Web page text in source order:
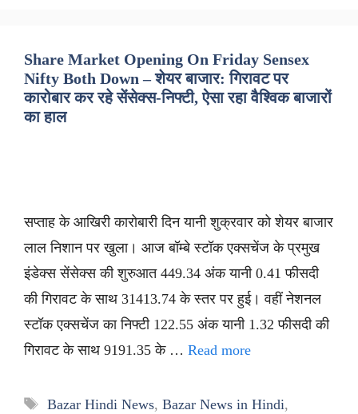
Share Market Opening On Friday Sensex
Nifty Both Down – शेयर बाजार: गिरावट पर
कारोबार कर रहे सेंसेक्स-निफ्टी, ऐसा रहा वैश्विक बाजारों
का हाल
सप्ताह के आखिरी कारोबारी दिन यानी शुक्रवार को शेयर बाजार
लाल निशान पर खुला। आज बॉम्बे स्टॉक एक्सचेंज के प्रमुख
इंडेक्स सेंसेक्स की शुरुआत 449.34 अंक यानी 0.41 फीसदी
की गिरावट के साथ 31413.74 के स्तर पर हुई। वहीं नेशनल
स्टॉक एक्सचेंज का निफ्टी 122.55 अंक यानी 1.32 फीसदी की
गिरावट के साथ 9191.35 के … Read more
Tags
Bazar Hindi News, Bazar News in Hindi,